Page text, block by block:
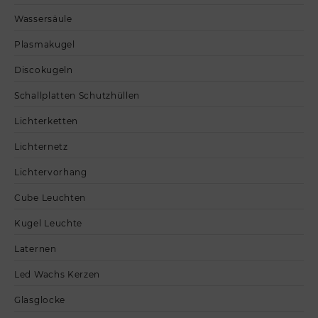
Wassersäule
Plasmakugel
Discokugeln
Schallplatten Schutzhüllen
Lichterketten
Lichternetz
Lichtervorhang
Cube Leuchten
Kugel Leuchte
Laternen
Led Wachs Kerzen
Glasglocke